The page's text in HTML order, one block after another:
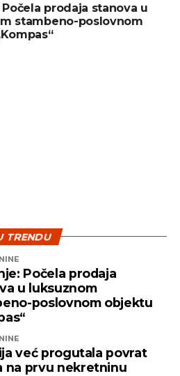
procesa. Ulaganje
cilj, a ne kao
Ključ uspjeha leži u
prodaja stanova u
stambeno-poslovnom
TRENDU
Počela prodaja
u luksuznom
poslovnom objektu
već progutala povrat
na prvu nekretninu